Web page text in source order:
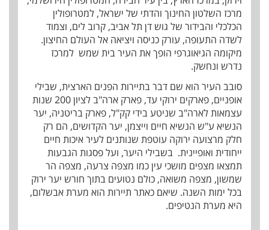
מרכז השלטון החינוך והדתי של ישראל, למטרופולין
הכלכלי והבידור של גוש דן תל אביב, קרוב לים, וצמוד
לשדה התעופה, עורק כניסה ויציאה אל העולם החיצון.
מיקומה הגיאוגרפי הופך את העיר בית שמש למרכז
נדרש ונחשק.
סובב העיר הוא שם דבר בתיירות הפנים הארצית, שבילי
אופניים, פארקים ירוקי עד, פארק ארה"ב לציון 200 שנות
עצמאות לארה"ב שניטע בידי קק"ל, פארק בריטניה, יער
הנשיא ע"ש הנשיא חיים וייצמן, יער הקדושים, הם רק
חלק מרצועה ירוקה עוטפת שנותנים לעיר איכות חיים
ייחודית ואופיינית. בשבילי היער, ועל פסגות הגבעות
תמצאו מצפים מושכי עין כמו מצפה צרעה, מצפה הר
שמשון, מצפה משואה, כולם נטועים בתוך חורש יער ירוק
בכל ימות השנה. שיאם כאתר תיירות הוא מערת אבשלום,
היא מערת הנטיפים.